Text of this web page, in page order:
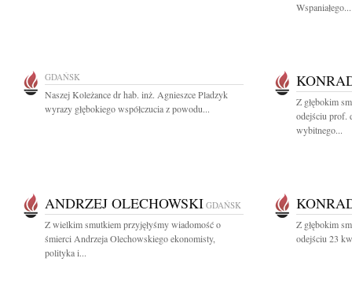
Wspaniałego...
GDAŃSK
Naszej Koleżance dr hab. inż. Agnieszce Pladzyk
wyrazy głębokiego współczucia z powodu...
Z głębokim
odejściu prof.
wybitnego...
ANDRZEJ OLECHOWSKI GDAŃSK
Z wielkim smutkiem przyjęłyśmy wiadomość o
śmierci Andrzeja Olechowskiego ekonomisty,
polityka i...
Z głębokim
odejściu 23